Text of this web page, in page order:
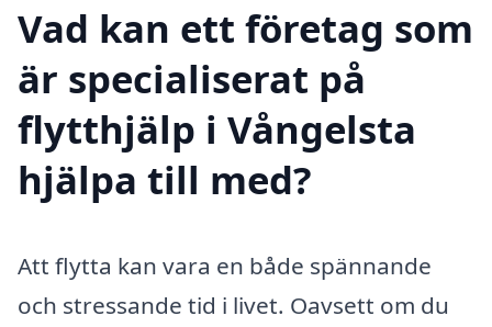
Vad kan ett företag som
är specialiserat på
flytthjälp i Vångelsta
hjälpa till med?
Att flytta kan vara en både spännande
och stressande tid i livet. Oavsett om du